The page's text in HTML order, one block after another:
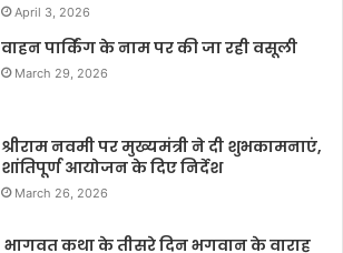
April 3, 2026
वाहन पार्किंग के नाम पर की जा रही वसूली
March 29, 2026
श्रीराम नवमी पर मुख्यमंत्री ने दी शुभकामनाएं,
शांतिपूर्ण आयोजन के दिए निर्देश
March 26, 2026
भागवत कथा के तीसरे दिन भगवान के वाराह